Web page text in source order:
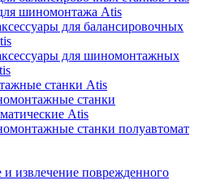
шиномонтажа Atis
для балансировочных
для шиномонтажных
станки Atis
станки
Atis
станки полуавтомат
и извлечение поврежденного